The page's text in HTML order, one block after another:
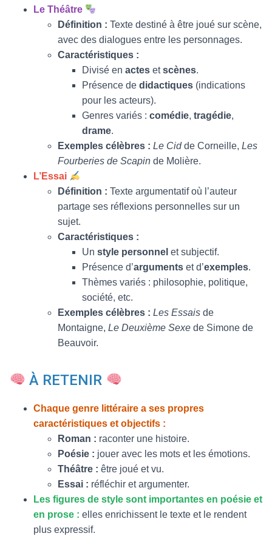
Le Théâtre
Définition : Texte destiné à être joué sur scène,
avec des dialogues entre les personnages.
Caractéristiques :
Divisé en actes etscènes.
Présence de didactiques (indications
pour les acteurs).
Genres variés : comédie, tragédie,
drame.
Exemples célèbres : Le Cidde Corneille, Les
Fourberies de Scapin de Molière.
L’Essai
Définition : Texte argumentatif où l’auteur
partage ses réflexions personnelles sur un
sujet.
Caractéristiques :
Un style personnel et subjectif.
Présence d’arguments et d’exemples.
Thèmes variés : philosophie, politique,
société, etc.
Exemples célèbres : Les Essais de
Montaigne, Le Deuxième Sexe de Simone de
Beauvoir.
À RETENIR
Chaque genre littéraire a ses propres
caractéristiques et objectifs :
Roman : raconter une histoire.
Poésie : jouer avec les mots et les émotions.
Théâtre : être joué et vu.
Essai : réfléchir et argumenter.
Les figures de style sont importantes en poésie et
en prose : elles enrichissent le texte et le rendent
plus expressif.